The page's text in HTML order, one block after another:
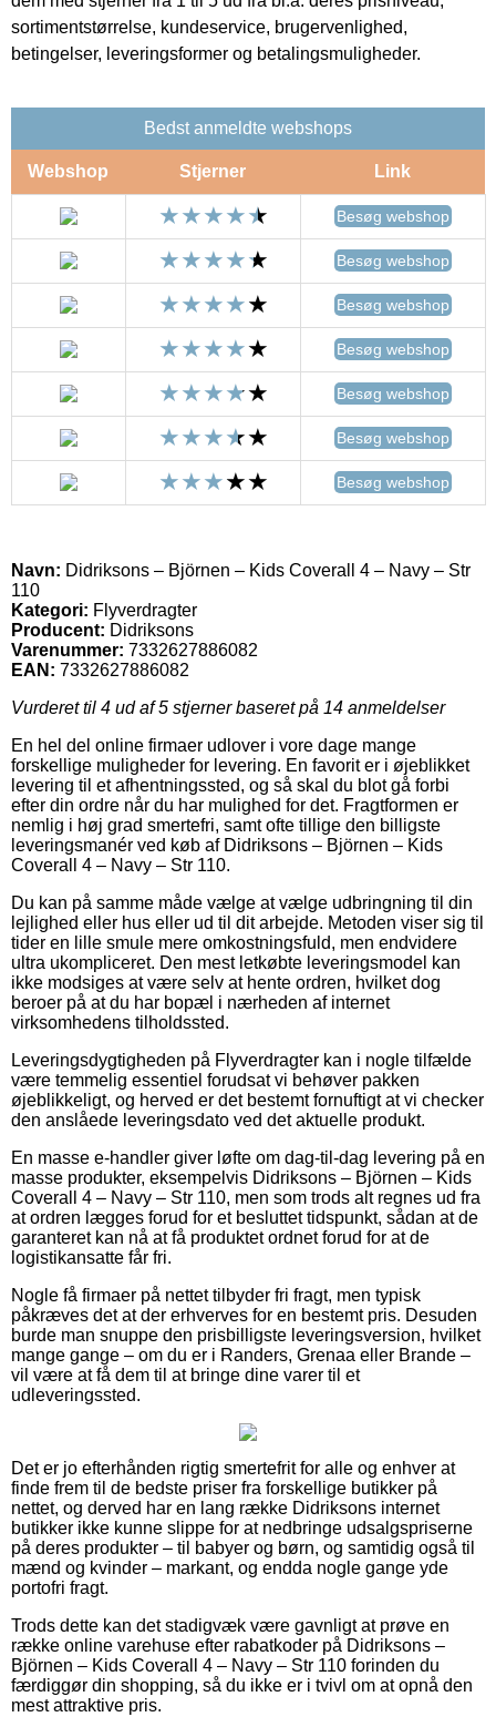
sortimentstørrelse, kundeservice, brugervenlighed,
betingelser, leveringsformer og betalingsmuligheder.
Bedst anmeldte webshops
Webshop Stjerner Link
Besøg webshop
Besøg webshop
Besøg webshop
Besøg webshop
Besøg webshop
Besøg webshop
Besøg webshop
Navn: Didriksons – Björnen – Kids Coverall 4 – Navy – Str
110
Kategori: Flyverdragter
Producent: Didriksons
Varenummer: 7332627886082
EAN: 7332627886082
Vurderet til 4 ud af 5 stjerner baseret på 14 anmeldelser
En hel del online firmaer udlover i vore dage mange
forskellige muligheder for levering. En favorit er i øjeblikket
levering til et afhentningssted, og så skal du blot gå forbi
efter din ordre når du har mulighed for det. Fragtformen er
nemlig i høj grad smertefri, samt ofte tillige den billigste
leveringsmanér ved køb af Didriksons – Björnen – Kids
Coverall 4 – Navy – Str 110.
Du kan på samme måde vælge at vælge udbringning til din
lejlighed eller hus eller ud til dit arbejde. Metoden viser sig til
tider en lille smule mere omkostningsfuld, men endvidere
ultra ukompliceret. Den mest letkøbte leveringsmodel kan
ikke modsiges at være selv at hente ordren, hvilket dog
beroer på at du har bopæl i nærheden af internet
virksomhedens tilholdssted.
Leveringsdygtigheden på Flyverdragter kan i nogle tilfælde
være temmelig essentiel forudsat vi behøver pakken
øjeblikkeligt, og herved er det bestemt fornuftigt at vi checker
den anslåede leveringsdato ved det aktuelle produkt.
En masse e-handler giver løfte om dag-til-dag levering på en
masse produkter, eksempelvis Didriksons – Björnen – Kids
Coverall 4 – Navy – Str 110, men som trods alt regnes ud fra
at ordren lægges forud for et besluttet tidspunkt, sådan at de
garanteret kan nå at få produktet ordnet forud for at de
logistikansatte får fri.
Nogle få firmaer på nettet tilbyder fri fragt, men typisk
påkræves det at der erhverves for en bestemt pris. Desuden
burde man snuppe den prisbilligste leveringsversion, hvilket
mange gange – om du er i Randers, Grenaa eller Brande –
vil være at få dem til at bringe dine varer til et
udleveringssted.
Det er jo efterhånden rigtig smertefrit for alle og enhver at
finde frem til de bedste priser fra forskellige butikker på
nettet, og derved har en lang række Didriksons internet
butikker ikke kunne slippe for at nedbringe udsalgspriserne
på deres produkter – til babyer og børn, og samtidig også til
mænd og kvinder – markant, og endda nogle gange yde
portofri fragt.
Trods dette kan det stadigvæk være gavnligt at prøve en
række online varehuse efter rabatkoder på Didriksons –
Björnen – Kids Coverall 4 – Navy – Str 110 forinden du
færdiggør din shopping, så du ikke er i tvivl om at opnå den
mest attraktive pris.